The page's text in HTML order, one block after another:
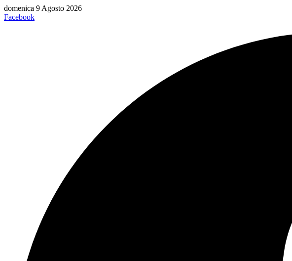
Vai
al
domenica 9 Agosto 2026
Facebook